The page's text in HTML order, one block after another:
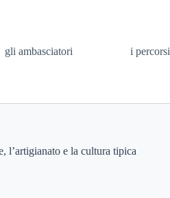
gli ambasciatori i percorsi
l’artigianato e la cultura tipica